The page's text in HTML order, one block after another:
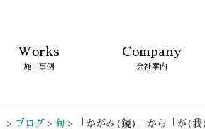
Works
施工事例
Company
会社案内
> ブログ > 旬 > 「かがみ(鏡)」から「が(